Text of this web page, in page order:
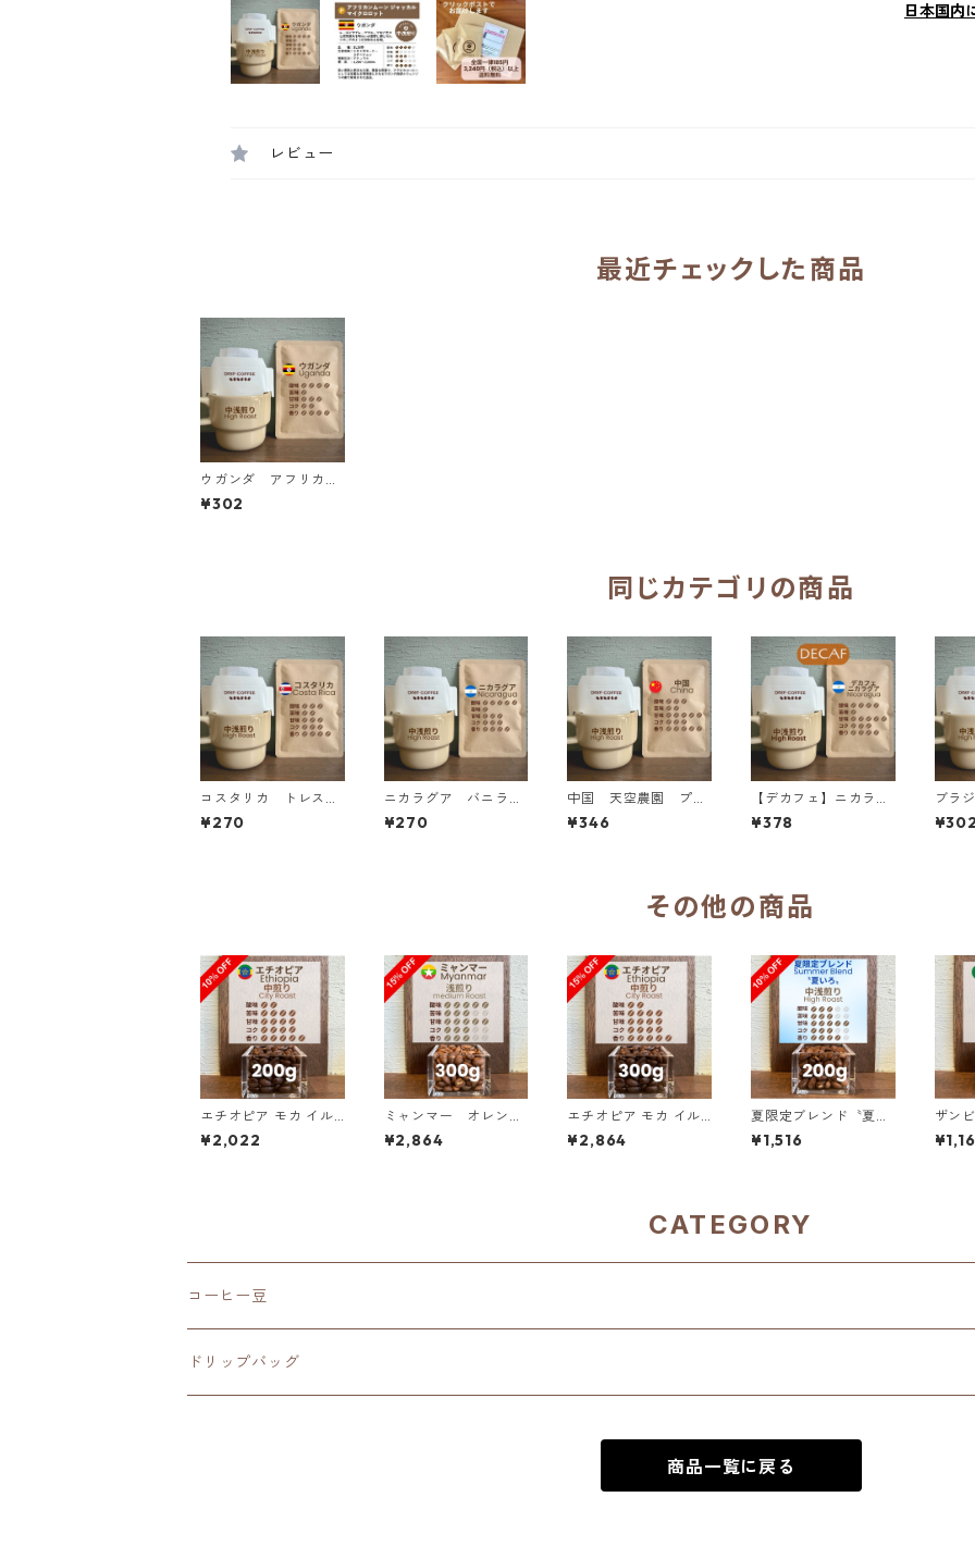
日本国内
レビュー
最近チェックした商品
ウガンダ アフリカム
ーン ジャッカル マ
イクロロット ドリッ
¥302
同じカテゴリの商品
コスタリカ トレスリ
オス イエローハニ
ー ドリップバッグ
¥270
ニカラグア バニラレ
モネード ファンキー
ナチュラル ドリップ
¥270
中国 天空農園 プー
アル・ピーチ Wファ
ーメンテーション ド
¥346
【デカフェ】ニカラグ
ア ゴールドマウンテ
ン カーボニックマセ
¥378
ブラ
リー
ナッ
その他の商品
エチオピア モカ イル
ガチェフェ G1 チェル
チェレ ナチュラル 20
¥2,022
ミャンマー オレンジ
サンシャイン G１ ウォ
ッシュド・アナエロビ
¥2,864
エチオピア モカ イル
ガチェフェ G1 チェル
チェレ ナチュラル 30
¥2,864
夏限定ブレンド〝夏い
ろ〟 200g（100g単
価の10％OFF）
¥1,516
ザン
スン
ーマ
CATEGORY
コーヒー豆
深煎り（French Roast）
ドリップバッグ
商品一覧に戻る